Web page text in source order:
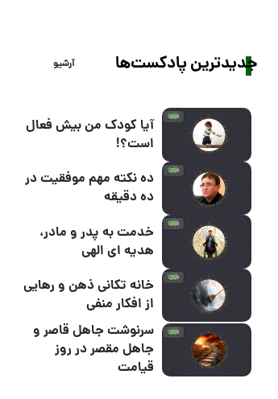
جدیدترین پادکست‌ها آرشیو
آیا کودک من بیش فعال
است؟!
ده نکته مهم موفقیت در
ده دقیقه
خدمت به پدر و مادر،
هدیه ای الهی
خانه تکانی ذهن و رهایی
از افکار منفی
سرنوشت جاهل قاصر و
جاهل مقصر در روز
قیامت